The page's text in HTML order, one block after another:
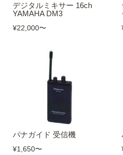
デジタルミキサー 16ch
YAMAHA DM3
¥22,000〜
パナガイド 受信機
¥1,650〜